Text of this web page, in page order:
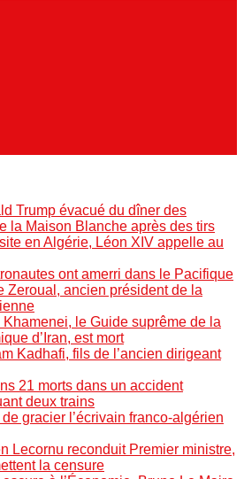
Trump évacué du dîner des
la Maison Blanche après des tirs
en Algérie, Léon XIV appelle au
ont amerri dans le Pacifique
Zeroual, ancien président de la
le Guide suprême de la
d’Iran, est mort
Kadhafi, fils de l’ancien dirigeant
21 morts dans un accident
deux trains
de gracier l’écrivain franco-algérien
Lecornu reconduit Premier ministre,
la censure